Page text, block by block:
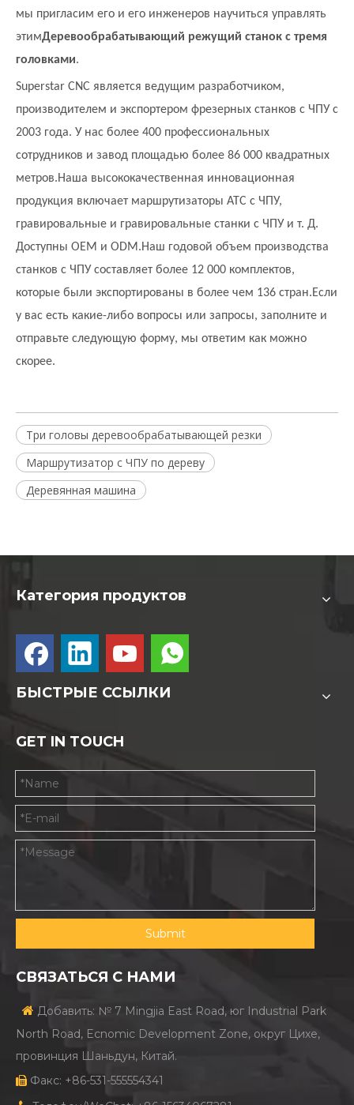
мы пригласим его и его инженеров научиться управлять
этимДеревообрабатывающий режущий станок с тремя
головками.
Superstar CNC является ведущим разработчиком,
производителем и экспортером фрезерных станков с ЧПУ с
2003 года. У нас более 400 профессиональных
сотрудников и завод площадью более 86 000 квадратных
метров.Наша высококачественная инновационная
продукция включает маршрутизаторы ATC с ЧПУ,
гравировальные и гравировальные станки с ЧПУ и т. Д.
Доступны OEM и ODM.Наш годовой объем производства
станков с ЧПУ составляет более 12 000 комплектов,
которые были экспортированы в более чем 136 стран.Если
у вас есть какие-либо вопросы или запросы, заполните и
отправьте следующую форму, мы ответим как можно
скорее.
Три головы деревообрабатывающей резки
Маршрутизатор с ЧПУ по дереву
Деревянная машина
Категория продуктов
БЫСТРЫЕ ССЫЛКИ
GET IN TOUCH
Submit
СВЯЗАТЬСЯ С НАМИ
 Добавить: № 7 Mingjia East Road, юг Industrial Park
North Road, Ecnomic Development Zone, округ Цихе,
провинция Шаньдун, Китай.
 Факс: +86-531-555554341